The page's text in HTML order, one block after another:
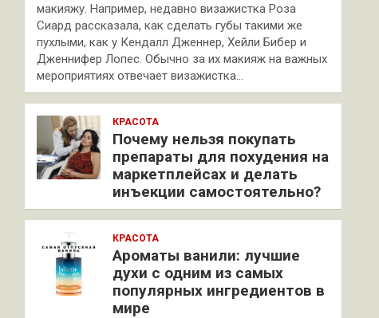
макияжу. Например, недавно визажистка Роза
Сиард рассказала, как сделать губы такими же
пухлыми, как у Кендалл Дженнер, Хейли Бибер и
Дженнифер Лопес. Обычно за их макияж на важных
мероприятиях отвечает визажистка…
КРАСОТА
Почему нельзя покупать
препараты для похудения на
маркетплейсах и делать
инъекции самостоятельно?
КРАСОТА
Ароматы ванили: лучшие
духи с одним из самых
популярных ингредиентов в
мире